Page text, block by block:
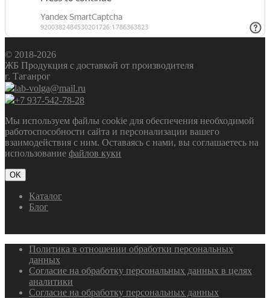
© 2018-2026
ЖБ Продукция с доставкой от производителя
г. Таганрог
lab-volga@mail.ru
+7 937-542-78-28
Мы используем файлы cookie для обеспечения необходимой
работоспособности сайта и персонализации вашего
взаимодействия с ним. Оставаясь с нами, вы соглашаетесь на
использование файлов куки
OK
Каталог
Блог
Политика в отношении обработки персональных
данных
Согласие на обработку персональных данных в целях
аналитики
Согласие на обработку персональных данных